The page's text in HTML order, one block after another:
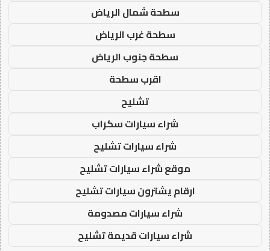
سطحة شمال الرياض
سطحة غرب الرياض
سطحة جنوب الرياض
اقرب سطحة
تشليح
شراء سيارات سكراب
شراء سيارات تشليح
موقع شراء سيارات تشليح
ارقام يشترون سيارات تشليح
شراء سيارات مصدومة
شراء سيارات قديمة تشليح